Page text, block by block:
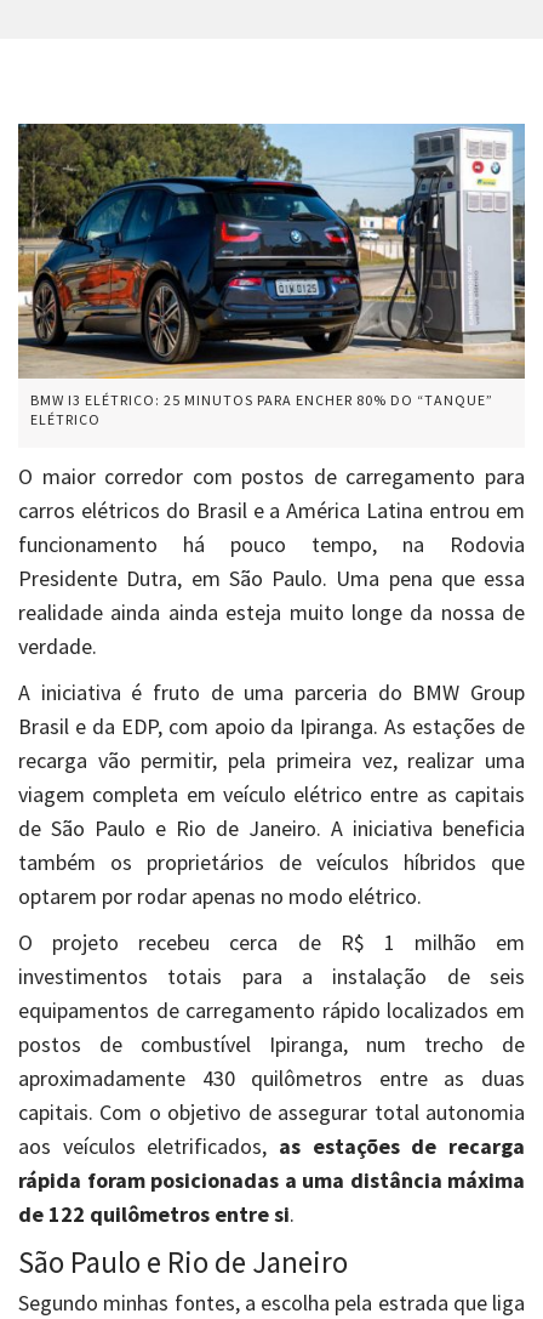
BMW I3 ELÉTRICO: 25 MINUTOS PARA ENCHER 80% DO “TANQUE”
ELÉTRICO
O maior corredor com postos de carregamento para
carros elétricos do Brasil e a América Latina entrou em
funcionamento há pouco tempo, na Rodovia
Presidente Dutra, em São Paulo. Uma pena que essa
realidade ainda ainda esteja muito longe da nossa de
verdade.
A iniciativa é fruto de uma parceria do BMW Group
Brasil e da EDP, com apoio da Ipiranga. As estações de
recarga vão permitir, pela primeira vez, realizar uma
viagem completa em veículo elétrico entre as capitais
de São Paulo e Rio de Janeiro. A iniciativa beneficia
também os proprietários de veículos híbridos que
optarem por rodar apenas no modo elétrico.
O projeto recebeu cerca de R$ 1 milhão em
investimentos totais para a instalação de seis
equipamentos de carregamento rápido localizados em
postos de combustível Ipiranga, num trecho de
aproximadamente 430 quilômetros entre as duas
capitais. Com o objetivo de assegurar total autonomia
aos veículos eletrificados, as estações de recarga
rápida foram posicionadas a uma distância máxima
de 122 quilômetros entre si.
São Paulo e Rio de Janeiro
Segundo minhas fontes, a escolha pela estrada que liga